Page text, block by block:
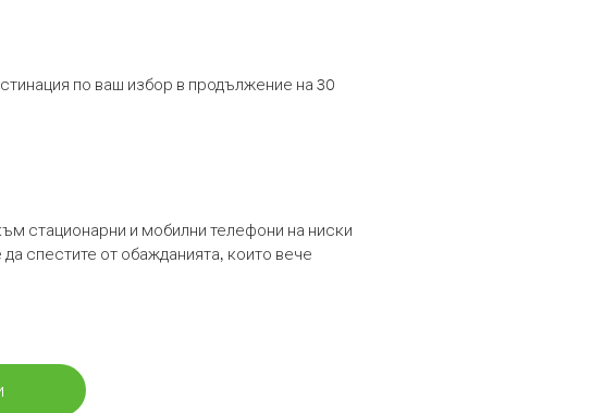
по ваш избор в продължение на 30
стационарни и мобилни телефони на ниски
спестите от обажданията, които вече